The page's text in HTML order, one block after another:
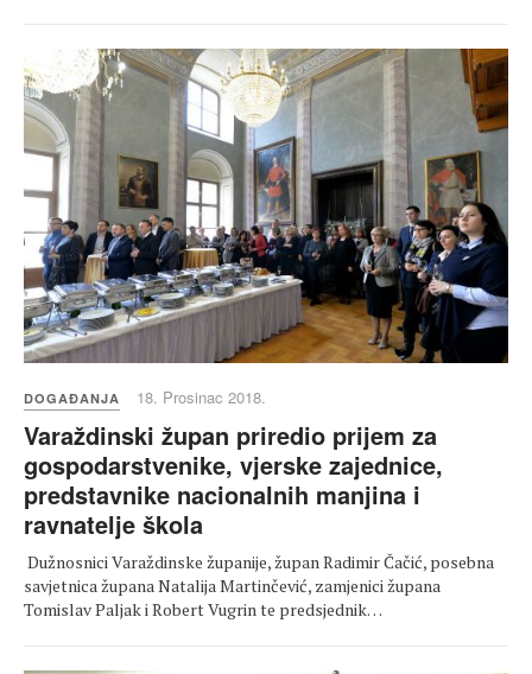
DOGAĐANJA 18. Prosinac 2018.
Varaždinski župan priredio prijem za
gospodarstvenike, vjerske zajednice,
predstavnike nacionalnih manjina i
ravnatelje škola
Dužnosnici Varaždinske županije, župan Radimir Čačić, posebna
savjetnica župana Natalija Martinčević, zamjenici župana
Tomislav Paljak i Robert Vugrin te predsjednik…